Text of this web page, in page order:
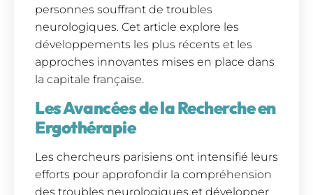
personnes souffrant de troubles
neurologiques. Cet article explore les
développements les plus récents et les
approches innovantes mises en place dans
la capitale française.
Les Avancées de la Recherche en
Ergothérapie
Les chercheurs parisiens ont intensifié leurs
efforts pour approfondir la compréhension
des troubles neurologiques et développer